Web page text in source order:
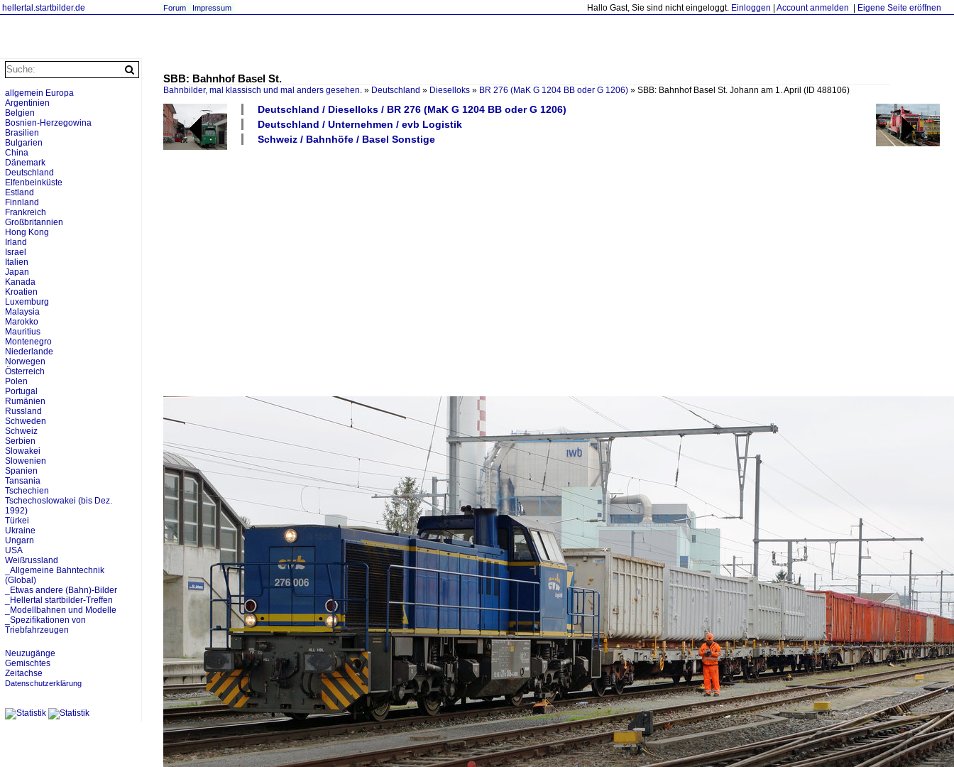
hellertal.startbilder.de Hallo Gast, Sie sind nicht eingeloggt. Einloggen Account anmelden Eigene Seite eröffnen
Forum Impressum
SBB: Bahnhof Basel St.
Bahnbilder, mal klassisch und mal anders gesehen. » Deutschland » Dieselloks » BR 276 (MaK G 1204 BB oder G 1206) » SBB: Bahnhof Basel St. Johann am 1. April (ID 488106)
Deutschland / Dieselloks / BR 276 (MaK G 1204 BB oder G 1206)
Deutschland / Unternehmen / evb Logistik
Schweiz / Bahnhöfe / Basel Sonstige
allgemein Europa
Argentinien
Belgien
Bosnien-Herzegowina
Brasilien
Bulgarien
China
Dänemark
Deutschland
Elfenbeinküste
Estland
Finnland
Frankreich
Großbritannien
Hong Kong
Irland
Israel
Italien
Japan
Kanada
Kroatien
Luxemburg
Malaysia
Marokko
Mauritius
Montenegro
Niederlande
Norwegen
Österreich
Polen
Portugal
Rumänien
Russland
Schweden
Schweiz
Serbien
Slowakei
Slowenien
Spanien
Tansania
Tschechien
Tschechoslowakei (bis Dez.
1992)
Türkei
Ukraine
Ungarn
USA
Weißrussland
_Allgemeine Bahntechnik
(Global)
_Etwas andere (Bahn)-Bilder
_Hellertal startbilder-Treffen
_Modellbahnen und Modelle
_Spezifikationen von
Triebfahrzeugen
Neuzugänge
Gemischtes
Zeitachse
Datenschutzerklärung